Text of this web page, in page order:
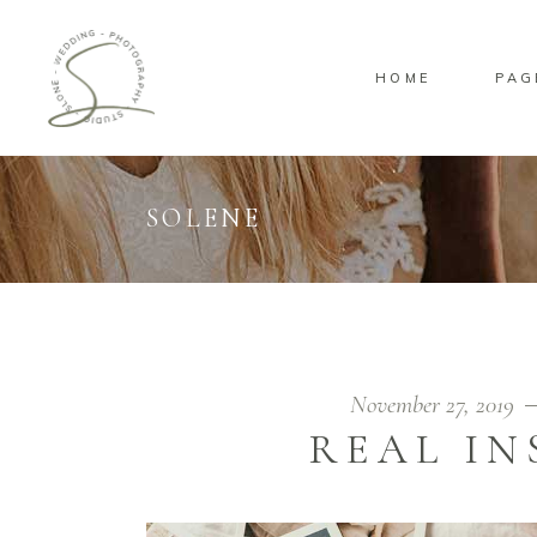
HOME
Standard
Standard
Masonry
Pinterest
SOLENE
November 27, 2019
REAL